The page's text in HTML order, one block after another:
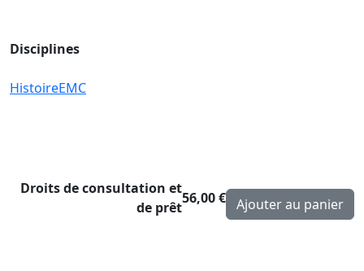
Disciplines
HistoireEMC
Droits de consultation et
de prêt
56,00 €